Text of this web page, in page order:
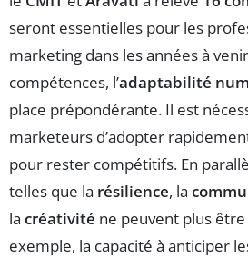
seront essentielles pour les
marketing dans les années à
compétences, l’adaptabilité
place prépondérante. Il est
marketeurs d’adopter
pour rester compétitifs. En
telles que la résilience, la
la créativité ne peuvent plus
exemple, la capacité à anticiper